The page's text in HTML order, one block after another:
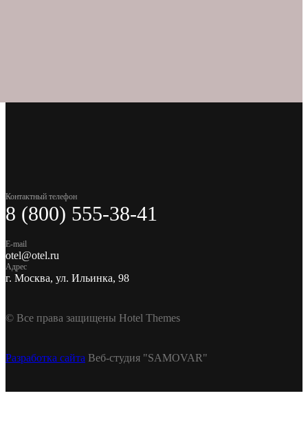
Контактный телефон
8 (800) 555-38-41
E-mail
otel@otel.ru
Адрес
г. Москва, ул. Ильинка, 98
© Все права защищены Hotel Themes
Разработка сайта Веб-студия "SAMOVAR"